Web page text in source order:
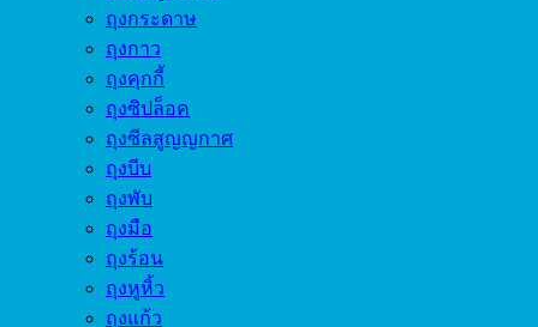
ถุงกระดาษ
ถุงกาว
ถุงคุกกี้
ถุงซิปล็อค
ถุงซีลสูญญกาศ
ถุงบีบ
ถุงพับ
ถุงมือ
ถุงร้อน
ถุงหูหิ้ว
ถุงแก้ว